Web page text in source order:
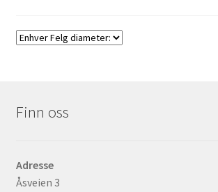
Finn oss
Adresse
Åsveien 3